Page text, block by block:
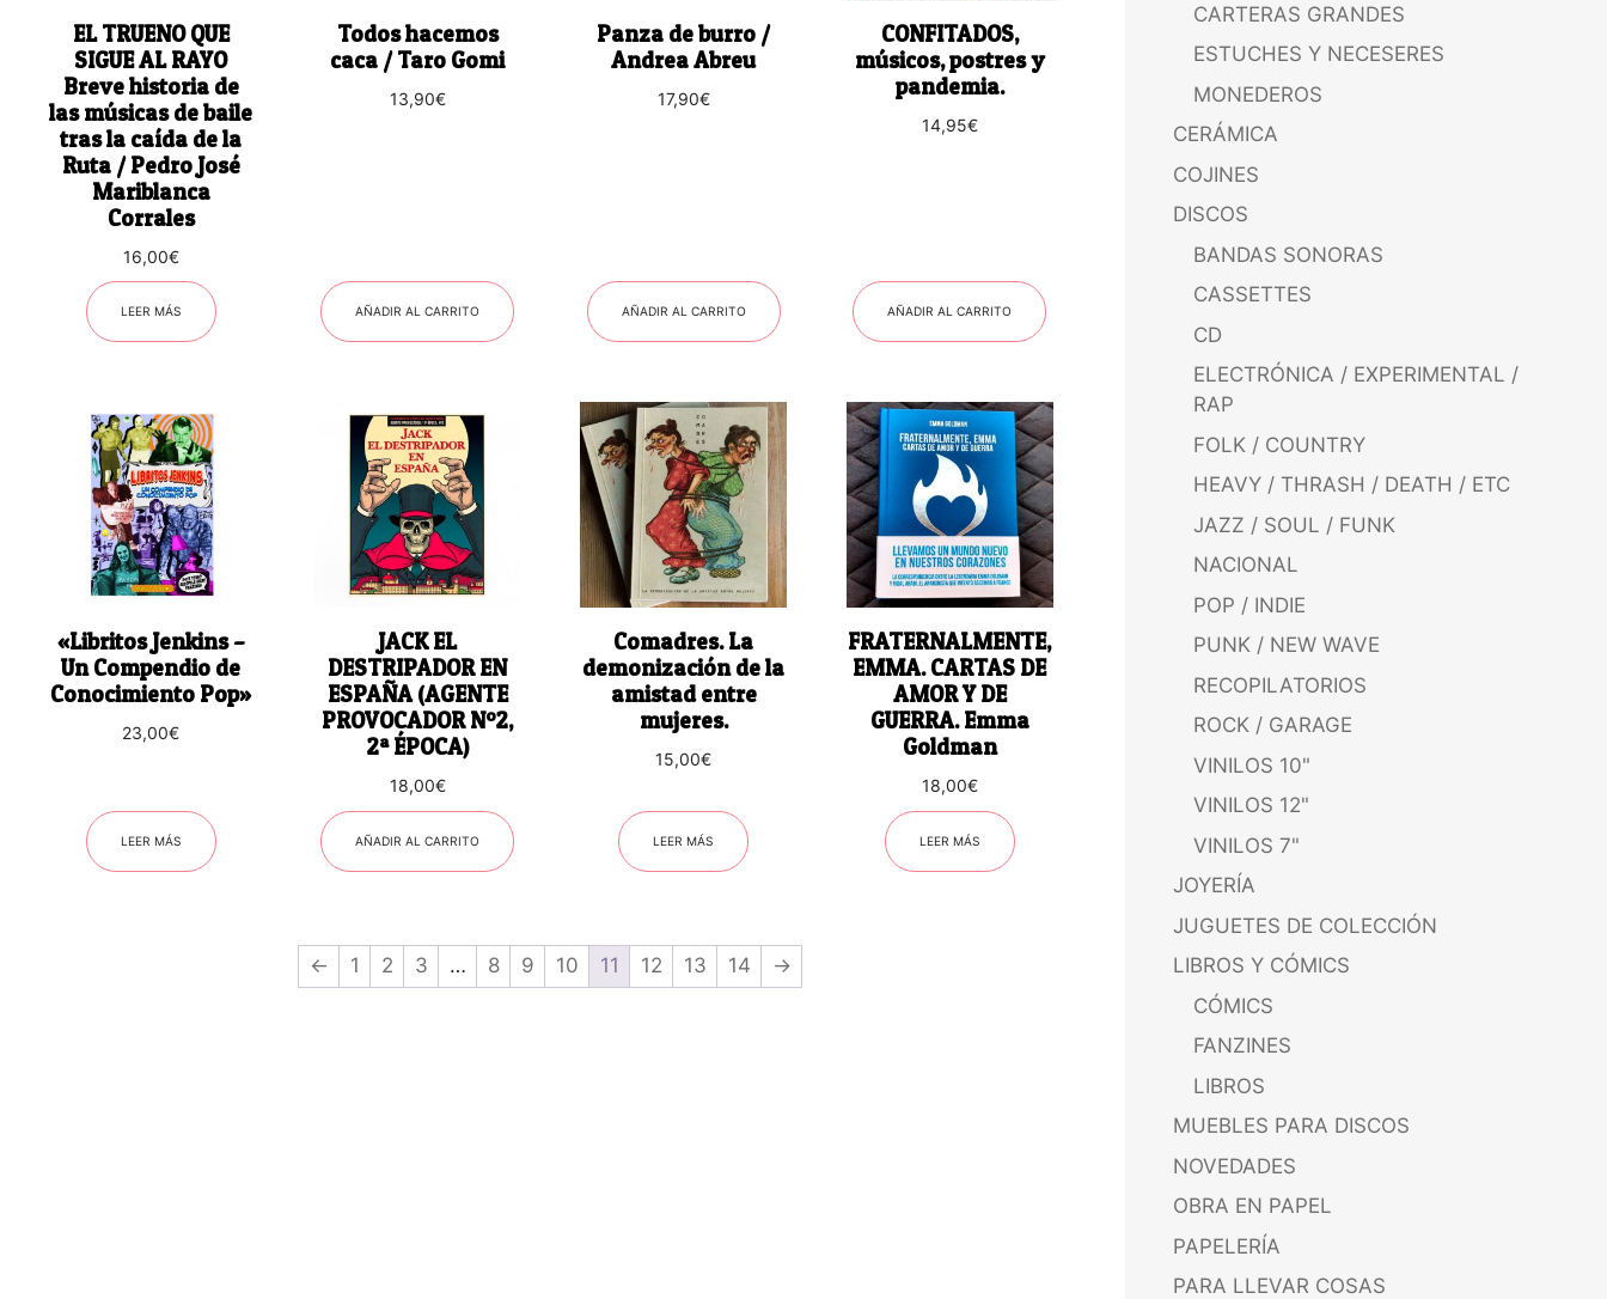
EL TRUENO QUE
SIGUE AL RAYO
Breve historia de
las músicas de baile
tras la caída de la
Ruta / Pedro José
Mariblanca
Corrales
16,00€
LEER MÁS
Todos hacemos
caca / Taro Gomi
13,90€
AÑADIR AL CARRITO
Panza de burro /
Andrea Abreu
17,90€
AÑADIR AL CARRITO
CONFITADOS,
músicos, postres y
pandemia.
14,95€
AÑADIR AL CARRITO
«Libritos Jenkins –
Un Compendio de
Conocimiento Pop»
23,00€
LEER MÁS
JACK EL
DESTRIPADOR EN
ESPAÑA (AGENTE
PROVOCADOR Nº2,
2ª ÉPOCA)
18,00€
AÑADIR AL CARRITO
Comadres. La
demonización de la
amistad entre
mujeres.
15,00€
LEER MÁS
FRATERNALMENTE,
EMMA. CARTAS DE
AMOR Y DE
GUERRA. Emma
Goldman
18,00€
LEER MÁS
← 1 2 3 … 8 9 10 11 12 13 14 →
CARTERAS GRANDES
ESTUCHES Y NECESERES
MONEDEROS
CERÁMICA
COJINES
DISCOS
BANDAS SONORAS
CASSETTES
CD
ELECTRÓNICA / EXPERIMENTAL /
RAP
FOLK / COUNTRY
HEAVY / THRASH / DEATH / ETC
JAZZ / SOUL / FUNK
NACIONAL
POP / INDIE
PUNK / NEW WAVE
RECOPILATORIOS
ROCK / GARAGE
VINILOS 10"
VINILOS 12"
VINILOS 7"
JOYERÍA
JUGUETES DE COLECCIÓN
LIBROS Y CÓMICS
CÓMICS
FANZINES
LIBROS
MUEBLES PARA DISCOS
NOVEDADES
OBRA EN PAPEL
PAPELERÍA
PARA LLEVAR COSAS